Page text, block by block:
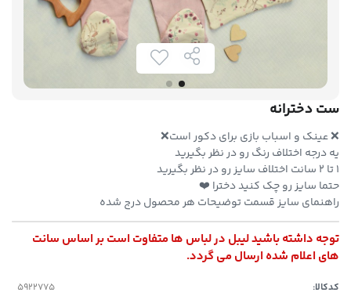
ست دخترانه
❌️ عینک و اسباب بازی برای دکور است❌️
یه درجه اختلاف رنگ رو در نظر بگیرید
۱ تا ۲ سانت اختلاف سایز رو در نظر بگیرید
حتما سایز رو چک کنید دخترا ❤️
راهنمای سایز قسمت توضیحات هر محصول درج شده
توجه داشته باشید لیبل در لباس ها متفاوت است بر اساس سانت
های اعلام شده ارسال می گردد.
کدکالا: